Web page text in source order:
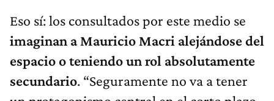
Eso sí: los consultados por este medio se
imaginan a Mauricio Macri alejándose del
espacio o teniendo un rol absolutamente
secundario. “Seguramente no va a tener